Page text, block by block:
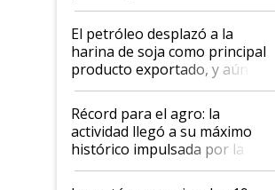
El petróleo desplazó a la
harina de soja como principal
producto exportado, y aún así
el agro aportó casi seis de
diez dólares y sostuvo el
liderazgo en un semestre
récord
Récord para el agro: la
actividad llegó a su máximo
histórico impulsada por la
cosecha y las exportaciones